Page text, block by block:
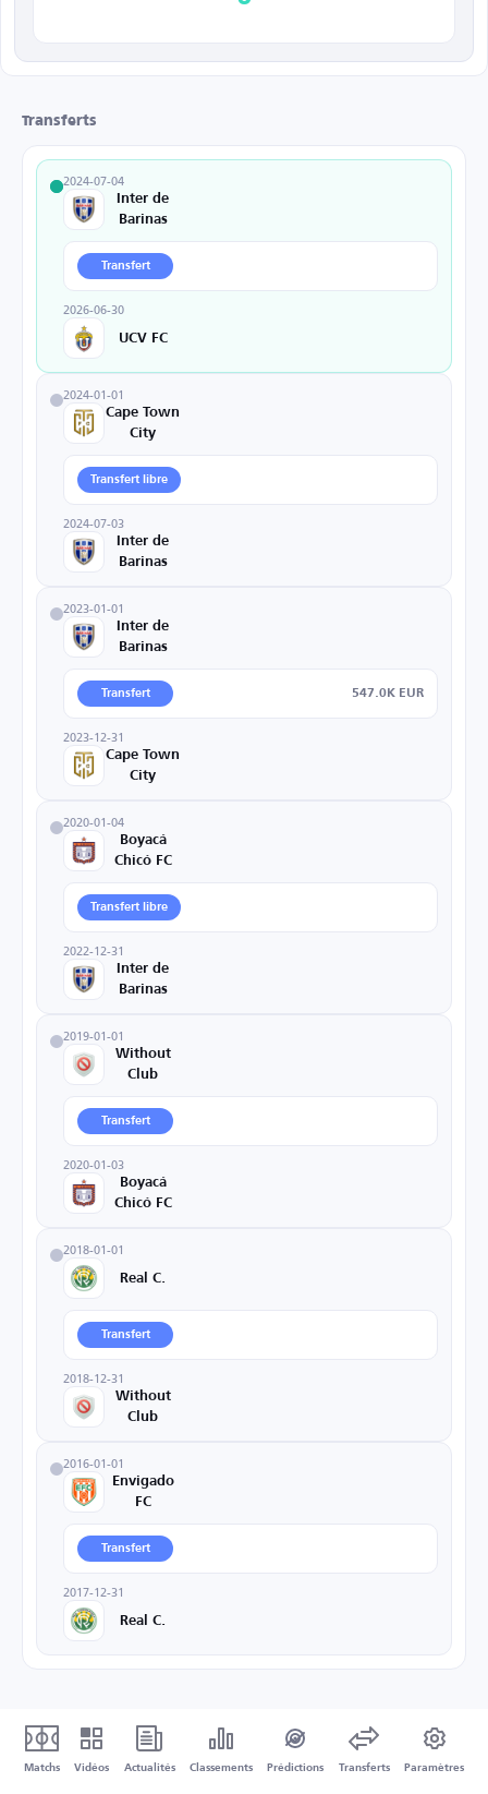
Transferts
2024-07-04
Inter de
Barinas
Transfert
2026-06-30
UCV FC
2024-01-01
Cape Town
City
Transfert libre
2024-07-03
Inter de
Barinas
2023-01-01
Inter de
Barinas
Transfert 547.0K EUR
2023-12-31
Cape Town
City
2020-01-04
Boyacá
Chicó FC
Transfert libre
2022-12-31
Inter de
Barinas
2019-01-01
Without
Club
Transfert
2020-01-03
Boyacá
Chicó FC
2018-01-01
Real C.
Transfert
2018-12-31
Without
Club
2016-01-01
Envigado
FC
Transfert
2017-12-31
Real C.
Matchs Vidéos Actualités Classements Prédictions Transferts Paramètres